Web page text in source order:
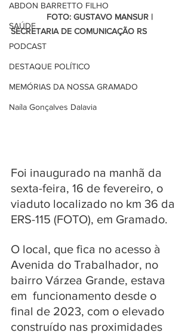
ABDON BARRETTO FILHO
SAÚDE
PODCAST
DESTAQUE POLÍTICO
MEMÓRIAS DA NOSSA GRAMADO
Naíla Gonçalves Dalavia
SECRETARIA DE COMUNICAÇÃO RS
Foi inaugurado na manhã da
sexta-feira, 16 de fevereiro, o
viaduto localizado no km 36 da
ERS-115 (FOTO), em Gramado.
O local, que fica no acesso à
Avenida do Trabalhador, no
bairro Várzea Grande, estava
em  funcionamento desde o
final de 2023, com o elevado
construído nas proximidades